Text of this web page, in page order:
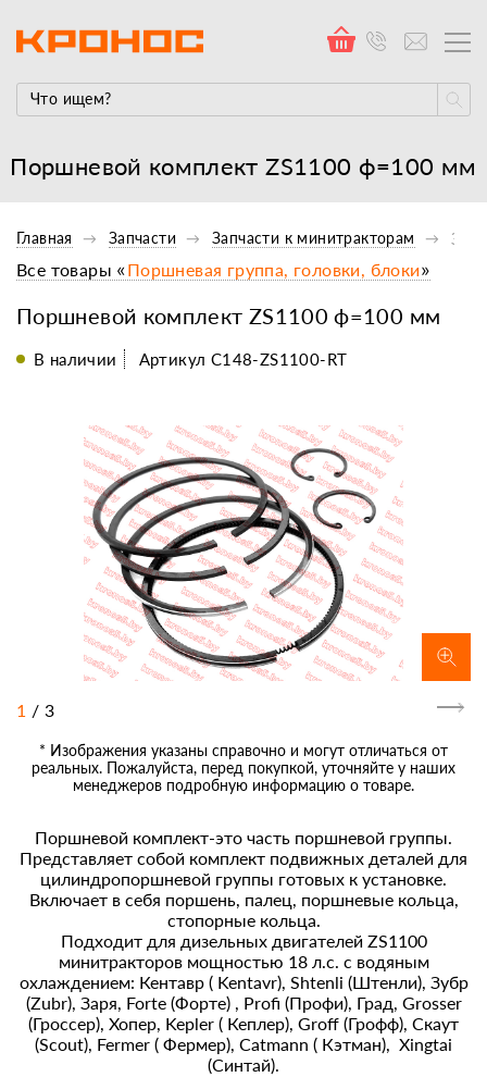
Поршневой комплект ZS1100 ф=100 мм
Главная Запчасти Запчасти к минитракторам
Поршневой комплект ZS1100 ф=100 мм
Все товары «Поршневая группа, головки, блоки»
В наличии Артикул C148-ZS1100-RT
1 / 3
* Изображения указаны справочно и могут отличаться от
реальных. Пожалуйста, перед покупкой, уточняйте у наших
менеджеров подробную информацию о товаре.
Поршневой комплект-это часть поршневой группы.
Представляет собой комплект подвижных деталей для
цилиндропоршневой группы готовых к установке.
Включает в себя поршень, палец, поршневые кольца,
стопорные кольца.
Подходит для дизельных двигателей ZS1100
минитракторов мощностью 18 л.с. с водяным
охлаждением: Кентавр ( Kentavr), Shtenli (Штенли), Зубр
(Zubr), Заря, Forte (Форте) , Profi (Профи), Град, Grosser
(Гроссер), Хопер, Kepler ( Кеплер), Groff (Грофф), Скаут
(Scout), Fermer ( Фермер), Catmann ( Кэтман), Xingtai
(Синтай).